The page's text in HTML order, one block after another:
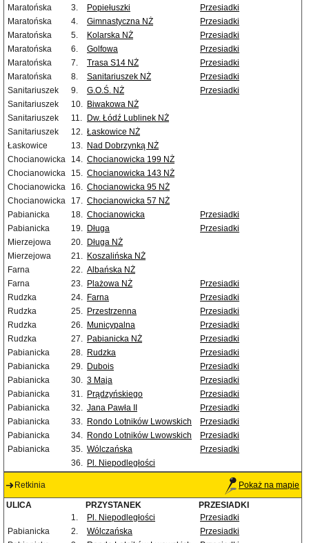
Maratońska
3. Popiełuszki
Przesiadki
Maratońska
4. Gimnastyczna NŻ
Przesiadki
Maratońska
5. Kolarska NŻ
Przesiadki
Maratońska
6. Golfowa
Przesiadki
Maratońska
7. Trasa S14 NŻ
Przesiadki
Maratońska
8. Sanitariuszek NŻ
Przesiadki
Sanitariuszek
9. G.O.Ś. NŻ
Przesiadki
Sanitariuszek
10. Biwakowa NŻ
Sanitariuszek
11.
Dw. Łódź Lublinek NŻ
Sanitariuszek
12. Łaskowice NŻ
Łaskowice
13. Nad Dobrzynką NŻ
Chocianowicka
14. Chocianowicka 199 NŻ
Chocianowicka
15. Chocianowicka 143 NŻ
Chocianowicka
16. Chocianowicka 95 NŻ
Chocianowicka
17. Chocianowicka 57 NŻ
Pabianicka
18. Chocianowicka
Przesiadki
Pabianicka
19. Długa
Przesiadki
Mierzejowa
20. Długa NŻ
Mierzejowa
21. Koszalińska NŻ
Farna
22. Albańska NŻ
Farna
23. Plażowa NŻ
Przesiadki
Rudzka
24. Farna
Przesiadki
Rudzka
25. Przestrzenna
Przesiadki
Rudzka
26. Municypalna
Przesiadki
Rudzka
27. Pabianicka NŻ
Przesiadki
Pabianicka
28. Rudzka
Przesiadki
Pabianicka
29. Dubois
Przesiadki
Pabianicka
30. 3 Maja
Przesiadki
Pabianicka
31. Prądzyńskiego
Przesiadki
Pabianicka
32. Jana Pawła II
Przesiadki
Pabianicka
33. Rondo Lotników Lwowskich
Przesiadki
Pabianicka
34. Rondo Lotników Lwowskich
Przesiadki
Pabianicka
35. Wólczańska
Przesiadki
36. Pl. Niepodległości
Retkinia Pokaż na mapie
ULICA PRZYSTANEK
PRZESIADKI
1.
Pl. Niepodległości
Przesiadki
Pabianicka
2. Wólczańska
Przesiadki